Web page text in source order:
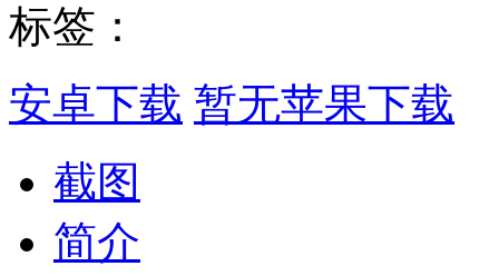
标签：
安卓下载 暂无苹果下载
截图
简介